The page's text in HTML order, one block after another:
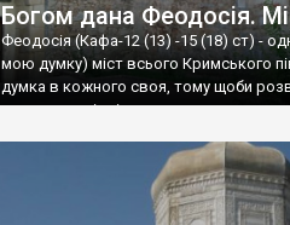
Богом дана Феодосія.
Феодосія (Кафа-12 (13) -15 (18) ст) -
мою думку) міст всього Кримського
думка в кожного своя, тому щоби
запрошую відвідати це